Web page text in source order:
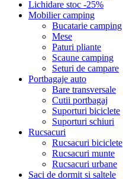
Lichidare stoc -25%
Mobilier camping
Bucatarie camping
Mese
Paturi pliante
Scaune camping
Seturi de campare
Portbagaje auto
Bare transversale
Cutii portbagaj
Suporturi biciclete
Suporturi schiuri
Rucsacuri
Rucsacuri biciclete
Rucsacuri munte
Rucsacuri urbane
Saci de dormit si saltele